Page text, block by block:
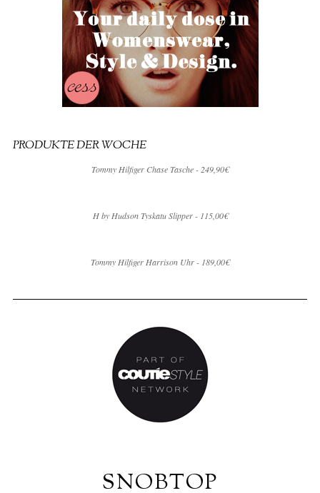
PRODUKTE DER WOCHE
Tommy Hilfiger Chase Tasche - 249,90€
H by Hudson Tyskatu Slipper - 115,00€
Tommy Hilfiger Harrison Uhr - 189,00€
SNOBTOP